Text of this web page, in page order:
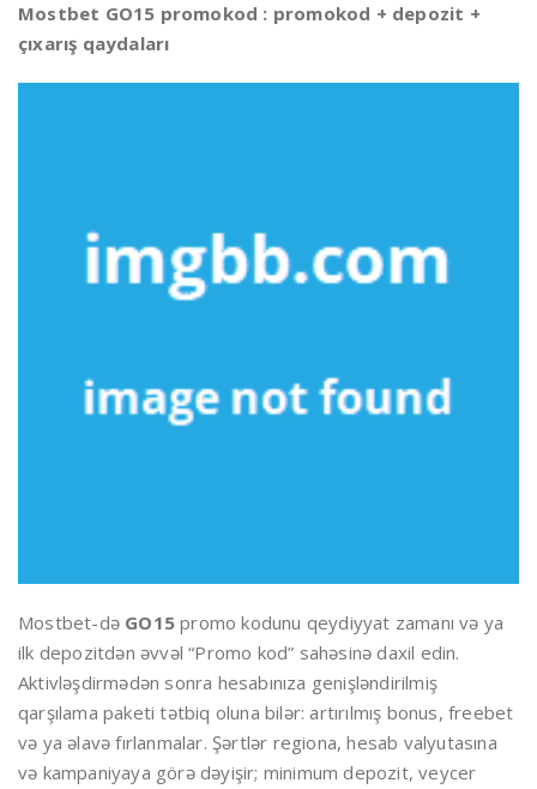
Mostbet GO15 promokod : promokod + depozit +
çıxarış qaydaları
Mostbet-də GO15 promo kodunu qeydiyyat zamanı və ya
ilk depozitdən əvvəl “Promo kod” sahəsinə daxil edin.
Aktivləşdirmədən sonra hesabınıza genişləndirilmiş
qarşılama paketi tətbiq oluna bilər: artırılmış bonus, freebet
və ya əlavə fırlanmalar. Şərtlər regiona, hesab valyutasına
və kampaniyaya görə dəyişir; minimum depozit, veycer